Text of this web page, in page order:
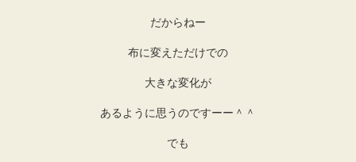
だからねー
布に変えただけでの
大きな変化が
あるように思うのですーー＾＾
でも